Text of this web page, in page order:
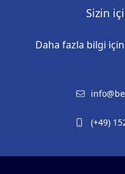
Sizin
Daha fazla bilgi
(+49)